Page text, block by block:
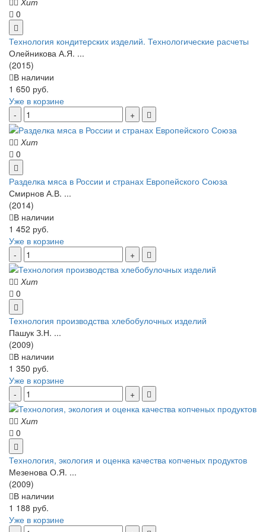
0
Технология кондитерских изделий. Технологические расчеты
Олейникова А.Я. ...
(2015)
В наличии
1 650 руб.
Уже в корзине
Хит
0
Разделка мяса в России и странах Европейского Союза
Смирнов А.В. ...
(2014)
В наличии
1 452 руб.
Уже в корзине
Хит
0
Технология производства хлебобулочных изделий
Пашук З.Н. ...
(2009)
В наличии
1 350 руб.
Уже в корзине
Хит
0
Технология, экология и оценка качества копченых продуктов
Мезенова О.Я. ...
(2009)
В наличии
1 188 руб.
Уже в корзине